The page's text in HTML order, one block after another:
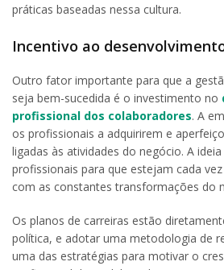
práticas baseadas nessa cultura.
Incentivo ao
Outro fator importante para que a
seja bem-sucedida é o investimento no
profissional dos colaboradores. A
os profissionais a adquirirem e
ligadas às atividades do negócio. A
profissionais para que estejam cada
com as constantes transformações do
Os planos de carreiras estão
política, e adotar uma metodologia de
uma das estratégias para motivar o